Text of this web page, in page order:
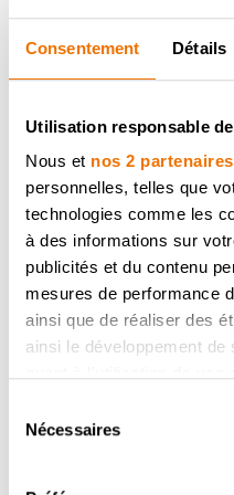
Consentement Détails
Utilisation responsable
Nous et nos 2 partenaires
personnelles, telles que
technologies comme les
à des informations sur
publicités et du contenu
mesures de performance
ainsi que de réaliser des
ainsi le développement
tout moment en consultant
cookies ou en cliquant
Nécessaires
À
DÉCOUVREZ LES
VOTRE
DOVY, UNE